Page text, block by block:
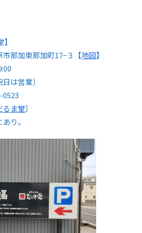
那加東那加町17−３【地図】
は営業）
るま堂］
り。